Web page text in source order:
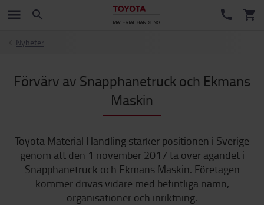
Nyheter
Förvärv av Snapphanetruck och Ekmans
Maskin
Toyota Material Handling stärker positionen i Sverige
genom att den 1 november 2017 ta över ägandet i
Snapphanetruck och Ekmans Maskin. Företagen
kommer drivas vidare med befintliga namn,
organisationer och inriktning.